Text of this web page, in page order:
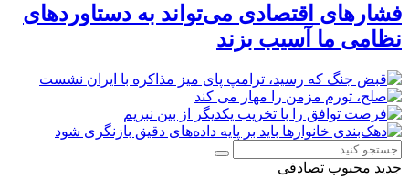
فشارهای اقتصادی می‌تواند به دستاوردهای
نظامی ما آسیب بزند
جدید محبوب تصادفی